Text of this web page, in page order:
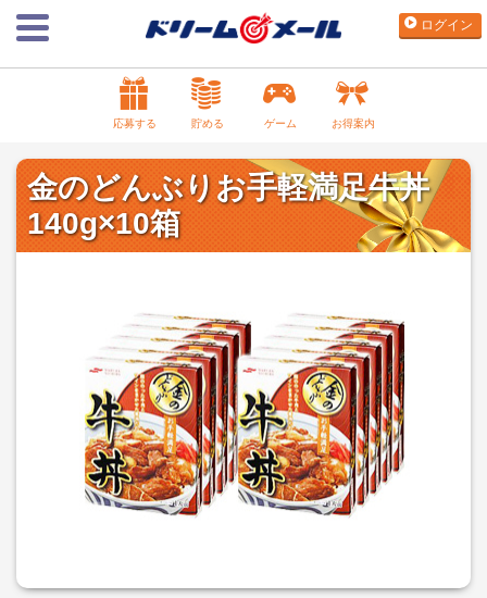
ログイン
応募する 貯める ゲーム お得案内
金のどんぶりお手軽満足牛丼
140g×10箱